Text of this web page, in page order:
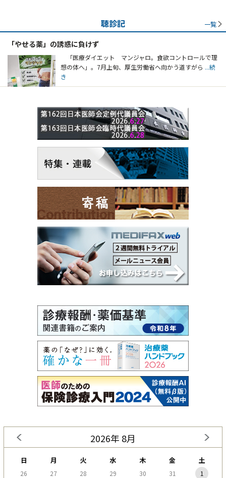
聴診記 一覧
「やせる薬」の誘惑に負けず
「医療ダイエット マンジャロ。食欲コントロールで理
想の体へ」。7月上旬、厚生労働省へ向かう道すがら ...続
き
2026年 8月
日 月 火 水 木 金 土
26 27 28 29 30 31
1